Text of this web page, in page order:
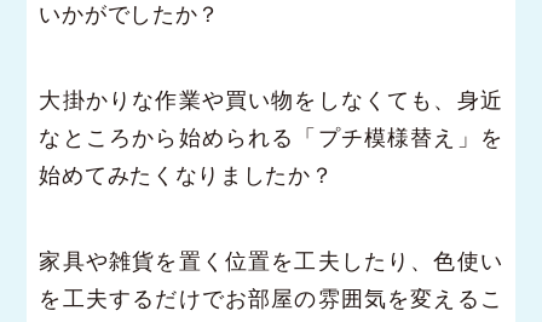
いかがでしたか？
大掛かりな作業や買い物をしなくても、身近
なところから始められる「プチ模様替え」を
始めてみたくなりましたか？
家具や雑貨を置く位置を工夫したり、色使い
を工夫するだけでお部屋の雰囲気を変えるこ